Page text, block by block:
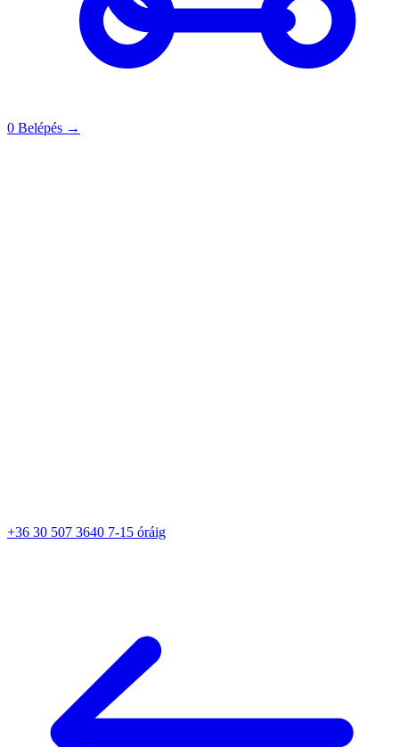
0 Belépés →
+36 30 507 3640 7-15 óráig